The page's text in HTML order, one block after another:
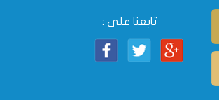
تابعنا على :